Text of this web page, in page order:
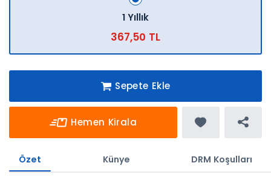
1 Yıllık
367,50 TL
Sepete Ekle
Hemen Kirala
Özet Künye DRM Koşulları